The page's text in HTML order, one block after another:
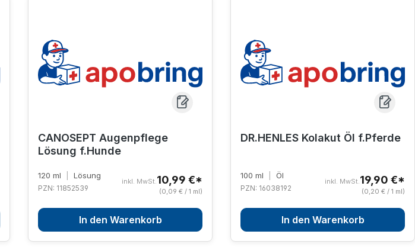
CANOSEPT Augenpflege
Lösung f.Hunde
120 ml Lösung
PZN: 11852539
inkl. MwSt.10,99 €*
(0,09 € / 1 ml)
In den Warenkorb
DR.HENLES Kolakut Öl f.Pferde
100 ml Öl
PZN: 16038192
inkl. MwSt.19,90 €*
(0,20 € / 1 ml)
In den Warenkorb